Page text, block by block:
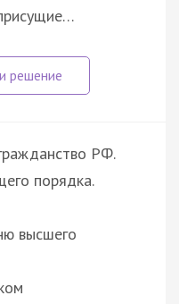
РФ.
порядка.
высшего